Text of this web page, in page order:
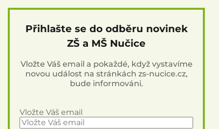
Přihlašte se do odběru novinek
ZŠ a MŠ Nučice
Vložte Váš email a pokaždé, když vystavíme
novou událost na stránkách zs-nucice.cz,
bude informováni.
Vložte Váš email